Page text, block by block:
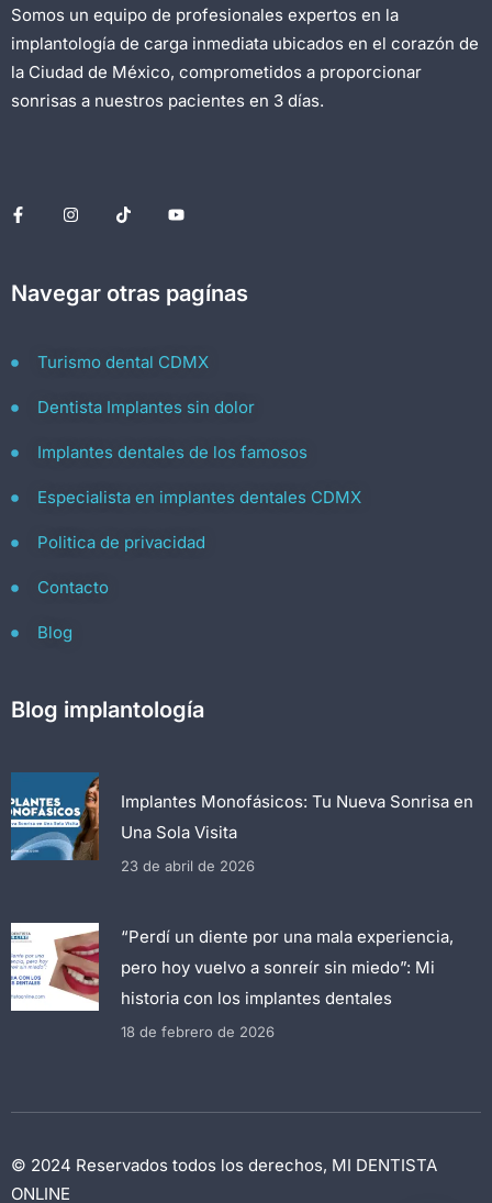
Somos un equipo de profesionales expertos en la
implantología de carga inmediata ubicados en el corazón de
la Ciudad de México, comprometidos a proporcionar
sonrisas a nuestros pacientes en 3 días.
Navegar otras pagínas
Turismo dental CDMX
Dentista Implantes sin dolor
Implantes dentales de los famosos
Especialista en implantes dentales CDMX
Politica de privacidad
Contacto
Blog
Blog implantología
Implantes Monofásicos: Tu Nueva Sonrisa en
Una Sola Visita
23 de abril de 2026
“Perdí un diente por una mala experiencia,
pero hoy vuelvo a sonreír sin miedo”: Mi
historia con los implantes dentales
18 de febrero de 2026
© 2024 Reservados todos los derechos, MI DENTISTA
ONLINE